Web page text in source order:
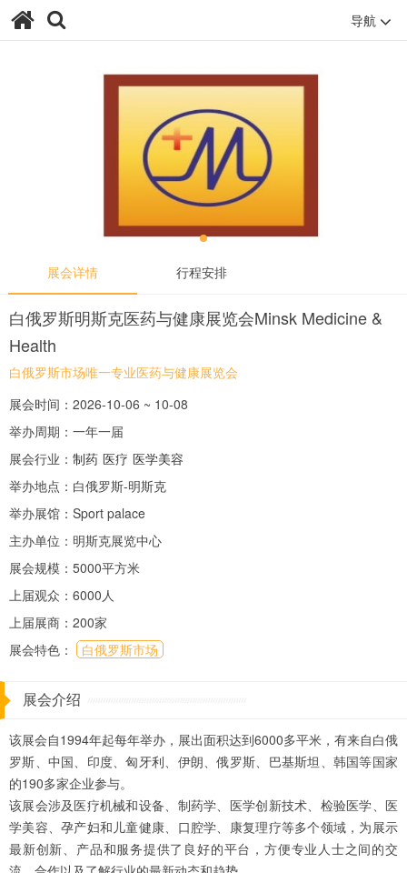
导航
展会详情 行程安排
白俄罗斯明斯克医药与健康展览会Minsk Medicine &
Health
白俄罗斯市场唯一专业医药与健康展览会
展会时间：2026-10-06 ~ 10-08
举办周期：一年一届
展会行业： 制药 医疗 医学美容
举办地点：白俄罗斯-明斯克
举办展馆：Sport palace
主办单位：明斯克展览中心
展会规模：5000平方米
上届观众：6000人
上届展商：200家
展会特色：
白俄罗斯市场
展会介绍
该展会自1994年起每年举办，展出面积达到6000多平米，有来自白俄
罗斯、中国、印度、匈牙利、伊朗、俄罗斯、巴基斯坦、韩国等国家
的190多家企业参与。
该展会涉及医疗机械和设备、制药学、医学创新技术、检验医学、医
学美容、孕产妇和儿童健康、口腔学、康复理疗等多个领域，为展示
最新创新、产品和服务提供了良好的平台，方便专业人士之间的交